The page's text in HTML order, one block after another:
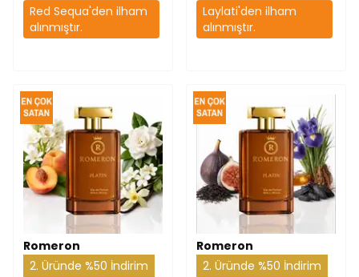
Red Sequa'den ilham
alınmıştır.
Laylati'den ilham
alınmıştır.
Romeron
2. Üründe %50 İndirim
Romeron
2. Üründe %50 İndirim